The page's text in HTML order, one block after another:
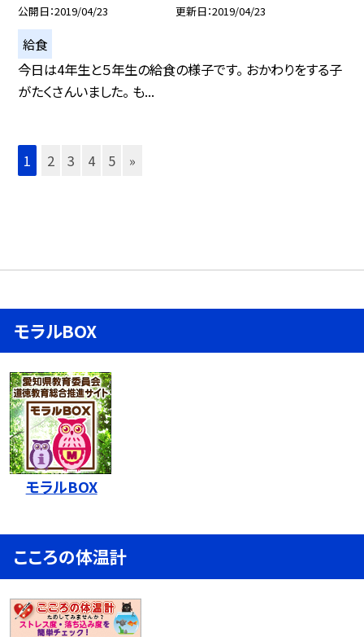
公開日 2019/04/23 更新日 2019/04/23
給食
今日は4年生と５年生の給食の様子です。 おかわりをする子
がたくさんいました。 も...
1 2 3 4 5 »
モラルBOX
モラルBOX
こころの体温計